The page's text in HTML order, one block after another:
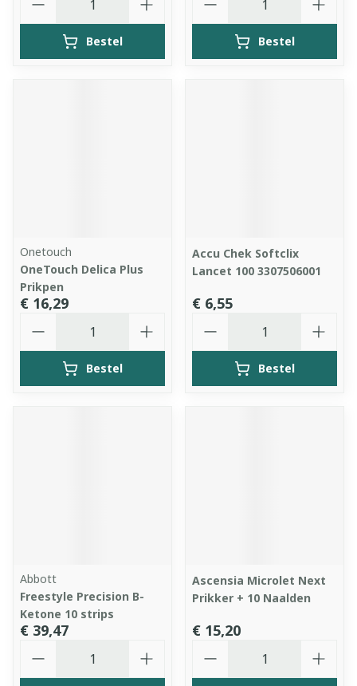
Bestel Bestel
Onetouch
OneTouch Delica Plus
Prikpen
€ 16,29
Bestel
Accu Chek Softclix
Lancet 100 3307506001
€ 6,55
Bestel
Abbott
Freestyle Precision B-
Ketone 10 strips
€ 39,47
Ascensia Microlet Next
Prikker + 10 Naalden
€ 15,20